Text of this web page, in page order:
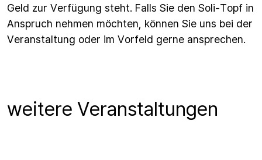
Geld zur Verfügung steht. Falls Sie den Soli-Topf in
Anspruch nehmen möchten, können Sie uns bei der
Veranstaltung oder im Vorfeld gerne ansprechen.
weitere Veranstaltungen